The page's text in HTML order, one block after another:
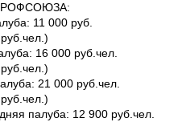
11 000 руб.
16 000 руб.чел.
21 000 руб.чел.
палуба: 12 900 руб.чел.